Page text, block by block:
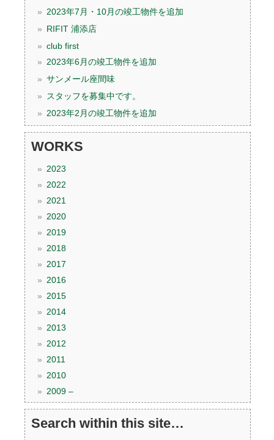
2023年7月・10月の竣工物件を追加
RIFIT 浦添店
club first
2023年6月の竣工物件を追加
サンメール座間味
スタッフを募集中です。
2023年2月の竣工物件を追加
WORKS
2023
2022
2021
2020
2019
2018
2017
2016
2015
2014
2013
2012
2011
2010
2009 –
Search within this site…